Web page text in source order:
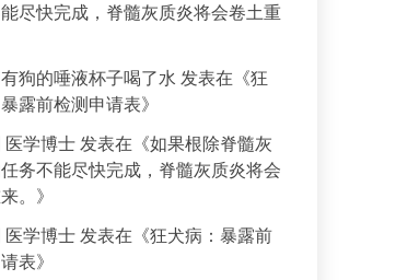
尽快完成，脊髓灰质炎将会卷土重
狗的唾液杯子喝了水 发表在《狂
露前检测申请表》
医学博士 发表在《如果根除脊髓灰
务不能尽快完成，脊髓灰质炎将会
。 》
医学博士 发表在《狂犬病：暴露前
表》